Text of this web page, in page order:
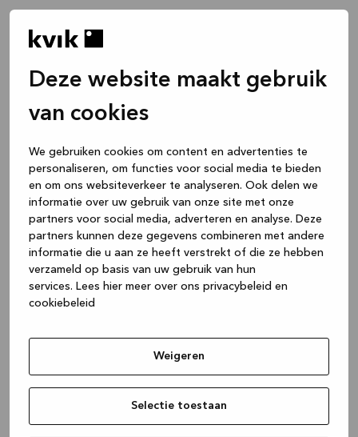
Deze website maakt gebruik
van cookies
We gebruiken cookies om content en advertenties te
personaliseren, om functies voor social media te bieden
en om ons websiteverkeer te analyseren. Ook delen we
informatie over uw gebruik van onze site met onze
partners voor social media, adverteren en analyse. Deze
partners kunnen deze gegevens combineren met andere
informatie die u aan ze heeft verstrekt of die ze hebben
verzameld op basis van uw gebruik van hun
services. Lees hier meer over ons privacybeleid en
cookiebeleid
Weigeren
Selectie toestaan
(see the browser console for more
information).